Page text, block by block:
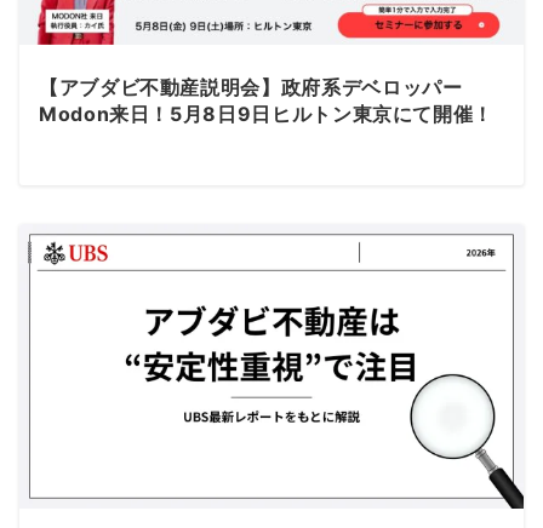
【アブダビ不動産説明会】政府系デベロッパー
Modon来日！5月8日9日ヒルトン東京にて開催！